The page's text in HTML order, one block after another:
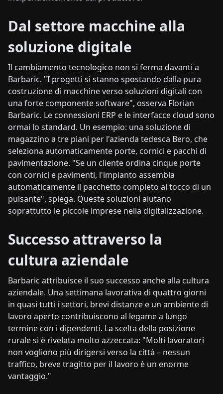
Dal settore macchine alla
soluzione digitale
Il cambiamento tecnologico non si ferma davanti a
Barbaric. "I progetti si stanno spostando dalla pura
costruzione di macchine verso soluzioni digitali con
una forte componente software", osserva Florian
Barbaric. Le connessioni ERP e le interfacce cloud sono
ormai lo standard. Un esempio: una soluzione di
magazzino a tre piani per l'azienda tedesca Bero, che
seleziona automaticamente porte, cornici e pacchi di
pavimentazione. "Se un cliente ordina cinque porte
con cornici e pavimenti, l'impianto assembla
automaticamente il pacchetto completo al tocco di un
pulsante", spiega. Queste soluzioni aiutano
soprattutto le piccole imprese nella digitalizzazione.
Successo attraverso la
cultura aziendale
Barbaric attribuisce il suo successo anche alla cultura
aziendale. Una settimana lavorativa di quattro giorni
in quasi tutti i settori, brevi distanze e un ambiente di
lavoro aperto contribuiscono al legame a lungo
termine con i dipendenti. La scelta della posizione
rurale si è rivelata molto azzeccata: "Molti lavoratori
non vogliono più dirigersi verso la città – nessun
traffico, breve tragitto per il lavoro è un enorme
vantaggio."